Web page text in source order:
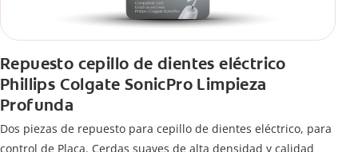
Repuesto cepillo de dientes eléctrico
Phillips Colgate SonicPro Limpieza
Profunda
Dos piezas de repuesto para cepillo de dientes eléctrico, para
control de Placa. Cerdas suaves de alta densidad y calidad